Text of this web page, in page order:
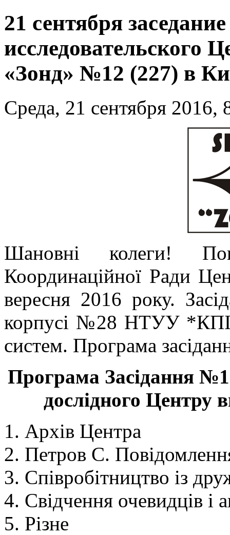
21 сентября
исследовательского
«Зонд» №12 (227) в
Среда, 21 сентября 2016,
Шановні колеги!
Координаційної Ради
вересня 2016 року.
корпусі №28 НТУУ *КПІ*
систем. Програма
Програма Засідання №
дослідного Центру
Архів Центра
Петров С.
Співробітництво із
Свідчення очевидців і
Різне